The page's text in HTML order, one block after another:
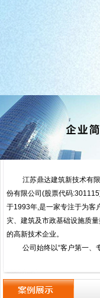
江苏鼎达建筑新技术有限
份有限公司(股票代码
于1993年,是一家专注于为客
灾、建筑及市政基础设施质
的高新技术企业。
公司始终以“客户第一、